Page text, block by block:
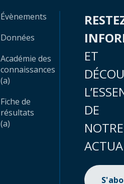
Évènements
Données
Académie des
connaissances
(a)
Fiche de
résultats
(a)
ET
DE
NOTRE